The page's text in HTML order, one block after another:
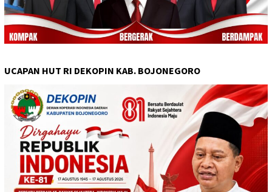
UCAPAN HUT RI DEKOPIN KAB. BOJONEGORO